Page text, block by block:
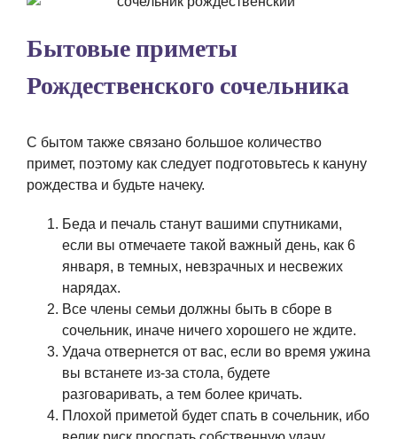
Бытовые приметы
Рождественского сочельника
С бытом также связано большое количество
примет, поэтому как следует подготовьтесь к кануну
рождества и будьте начеку.
Беда и печаль станут вашими спутниками,
если вы отмечаете такой важный день, как 6
января, в темных, невзрачных и несвежих
нарядах.
Все члены семьи должны быть в сборе в
сочельник, иначе ничего хорошего не ждите.
Удача отвернется от вас, если во время ужина
вы встанете из-за стола, будете
разговаривать, а тем более кричать.
Плохой приметой будет спать в сочельник, ибо